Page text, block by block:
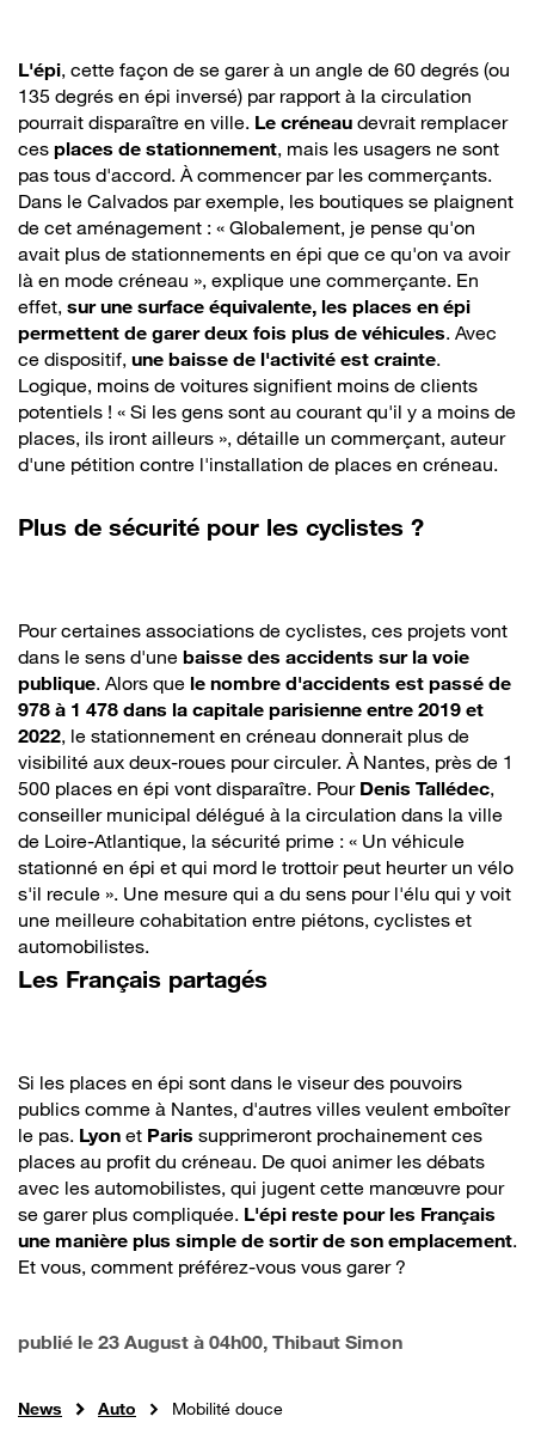
L'épi, cette façon de se garer à un angle de 60 degrés (ou
135 degrés en épi inversé) par rapport à la circulation
pourrait disparaître en ville. Le créneau devrait remplacer
ces places de stationnement, mais les usagers ne sont
pas tous d'accord. À commencer par les commerçants.
Dans le Calvados par exemple, les boutiques se plaignent
de cet aménagement : « Globalement, je pense qu'on
avait plus de stationnements en épi que ce qu'on va avoir
là en mode créneau », explique une commerçante. En
effet, sur une surface équivalente, les places en épi
permettent de garer deux fois plus de véhicules. Avec
ce dispositif, une baisse de l'activité est crainte.
Logique, moins de voitures signifient moins de clients
potentiels ! « Si les gens sont au courant qu'il y a moins de
places, ils iront ailleurs », détaille un commerçant, auteur
d'une pétition contre l'installation de places en créneau.
Plus de sécurité pour les cyclistes ?
Pour certaines associations de cyclistes, ces projets vont
dans le sens d'une baisse des accidents sur la voie
publique. Alors que le nombre d'accidents est passé de
978 à 1 478 dans la capitale parisienne entre 2019 et
2022, le stationnement en créneau donnerait plus de
visibilité aux deux-roues pour circuler. À Nantes, près de 1
500 places en épi vont disparaître. Pour Denis Tallédec,
conseiller municipal délégué à la circulation dans la ville
de Loire-Atlantique, la sécurité prime : « Un véhicule
stationné en épi et qui mord le trottoir peut heurter un vélo
s'il recule ». Une mesure qui a du sens pour l'élu qui y voit
une meilleure cohabitation entre piétons, cyclistes et
automobilistes.
Les Français partagés
Si les places en épi sont dans le viseur des pouvoirs
publics comme à Nantes, d'autres villes veulent emboîter
le pas. Lyon et Paris supprimeront prochainement ces
places au profit du créneau. De quoi animer les débats
avec les automobilistes, qui jugent cette manœuvre pour
se garer plus compliquée. L'épi reste pour les Français
une manière plus simple de sortir de son emplacement.
Et vous, comment préférez-vous vous garer ?
publié le 23 August à 04h00, Thibaut Simon
News Auto Mobilité douce